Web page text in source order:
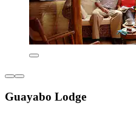
Guayabo Lodge